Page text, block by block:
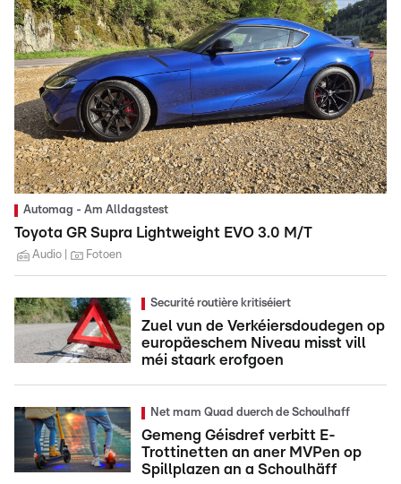
Automag - Am Alldagstest
Toyota GR Supra Lightweight EVO 3.0 M/T
Audio Fotoen
Securité routière kritiséiert
Zuel vun de Verkéiersdoudegen op
europäeschem Niveau misst vill
méi staark erofgoen
Net mam Quad duerch de Schoulhaff
Gemeng Géisdref verbitt E-
Trottinetten an aner MVPen op
Spillplazen an a Schoulhäff